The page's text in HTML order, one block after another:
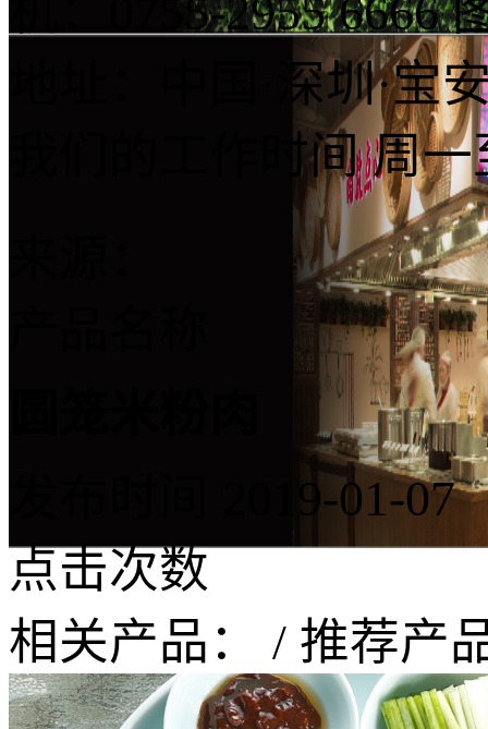
机：0755-2955 6666
地址：中国·深圳·宝
我们的工作时间 周一
2019-01-07
点击次数
相关产品：
/ 推荐产